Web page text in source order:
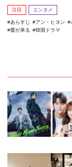
注目 エンタメ
あらすじ アン・ヒヨン
愛が来る
韓国ドラマ